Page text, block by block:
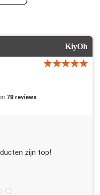
KiyOh
78 reviews
zijn top!